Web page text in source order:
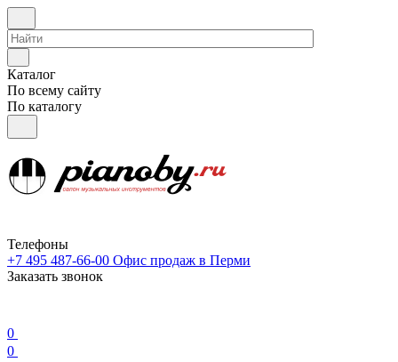
Каталог
По всему сайту
По каталогу
Телефоны
+7 495 487-66-00 Офис продаж в Перми
Заказать звонок
0
0